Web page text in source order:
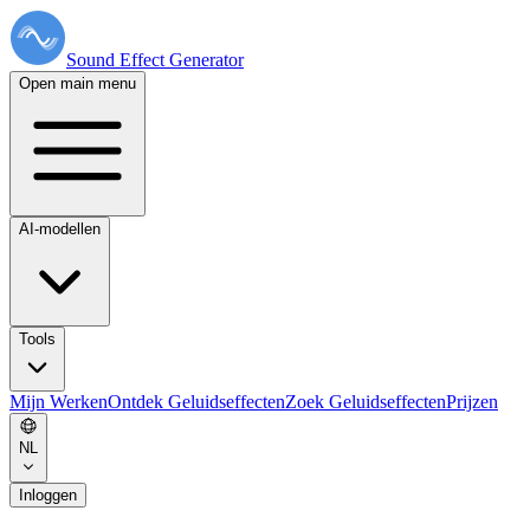
Sound Effect Generator
Open main menu
AI-modellen
Tools
Mijn WerkenOntdek GeluidseffectenZoek GeluidseffectenPrijzen
NL
Inloggen